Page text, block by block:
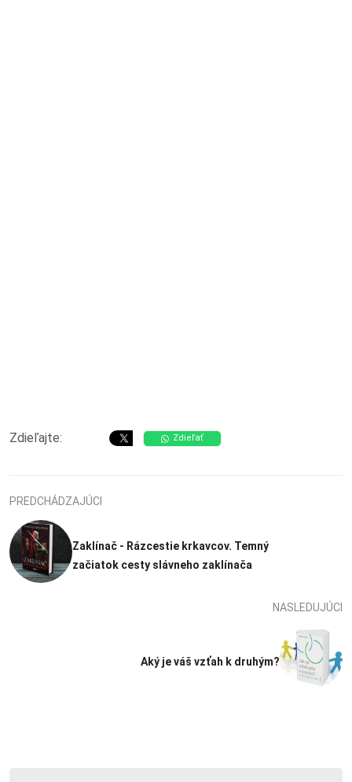
Zdieľajte: Zdieľať
PREDCHÁDZAJÚCI
Zaklínač - Rázcestie krkavcov. Temný
začiatok cesty slávneho zaklínača
NASLEDUJÚCI
Aký je váš vzťah k druhým?